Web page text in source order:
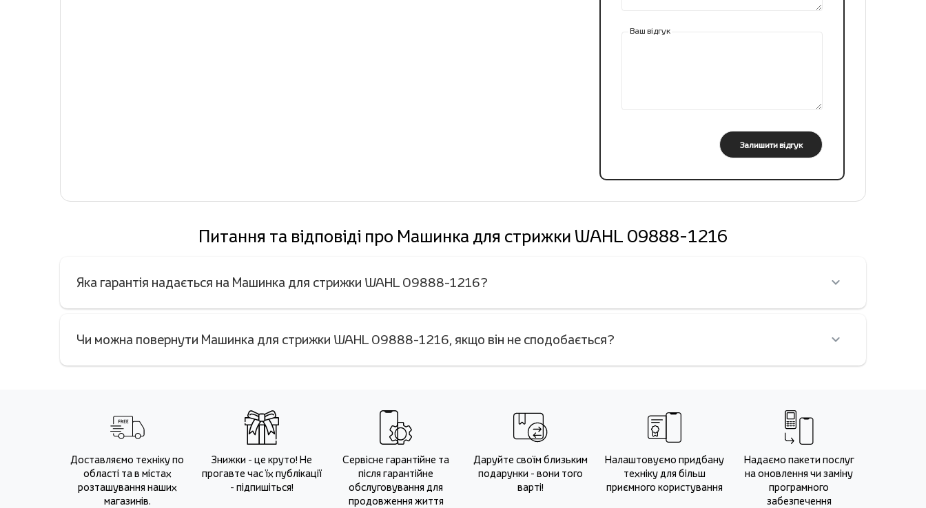
Ваш відгук
Залишити відгук
Питання та відповіді про Машинка для стрижки WAHL 09888-1216
Яка гарантія надається на Машинка для стрижки WAHL 09888-1216?
Чи можна повернути Машинка для стрижки WAHL 09888-1216, якщо він не сподобається?
Доставляємо техніку по
області та в містах
розташування наших
магазинів.
Знижки - це круто! Не
прогавте час їх публікації
- підпишіться!
Сервісне гарантійне та
після гарантійне
обслуговування для
продовження життя
Даруйте своїм близьким
подарунки - вони того
варті!
Налаштовуємо придбану
техніку для більш
приємного користування
Надаємо пакети послуг
на оновлення чи заміну
програмного
забезпечення